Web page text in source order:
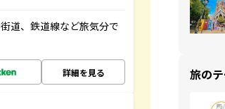
道、鉄道線など旅気分で
詳細を見る 旅の